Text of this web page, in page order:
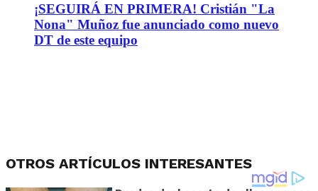
¡SEGUIRÁ EN PRIMERA! Cristián "La
Nona" Muñoz fue anunciado como nuevo
DT de este equipo
OTROS ARTÍCULOS INTERESANTES